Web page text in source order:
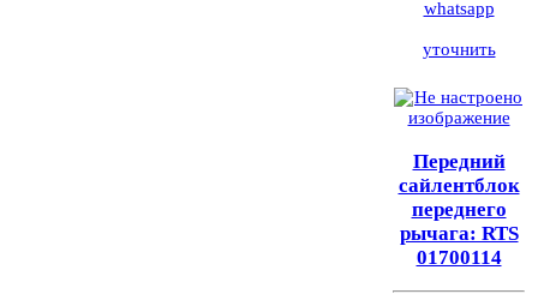
уточнить
Передний
сайлентблок
переднего
рычага: RTS
01700114